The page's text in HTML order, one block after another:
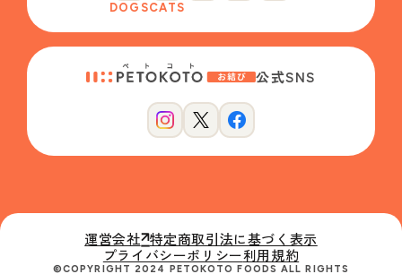
DOGSCATS
公式SNS
運営会社 特定商取引法に基づく表示
プライバシーポリシー利用規約
©COPYRIGHT 2024 PETOKOTO FOODS ALL RIGHTS